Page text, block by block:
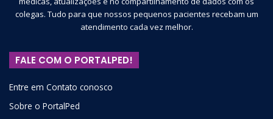
colegas. Tudo para que nossos pequenos pacientes recebam um
atendimento cada vez melhor.
FALE COM O PORTALPED!
Entre em Contato conosco
Sobre o PortalPed